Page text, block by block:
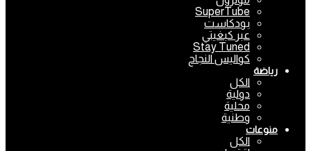
SuperTube
بودكاست
عبر كبغيتي
Stay Tuned
كواليس النجاح
رياضة
الكل
دولية
محلية
وطنية
منوعات
الكل